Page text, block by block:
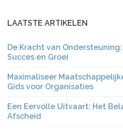
LAATSTE ARTIKELEN
De Kracht van
Succes en Groei
Maximaliseer
Gids voor Organisaties
Een Eervolle Uitvaart: Het
Afscheid